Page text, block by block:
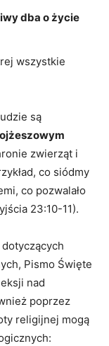
‌dba o życie
wszystkie
są
zwierząt i
co⁢ siódmy
⁣co ‍pozwalało
23:10-11).
Pismo Święte
nad
poprzez
religijnej mogą